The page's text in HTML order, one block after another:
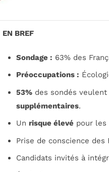
EN BREF
Sondage : 63% des
Préoccupations :
53% des sondés
supplémentaires.
Un risque élevé pour les
Prise de conscience des
Candidats invités à